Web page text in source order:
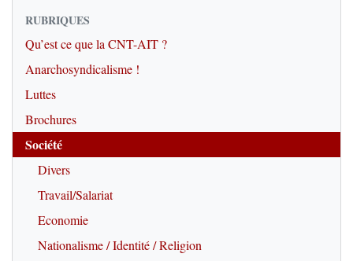
RUBRIQUES
Qu’est ce que la CNT-AIT ?
Anarchosyndicalisme !
Luttes
Brochures
Société
Divers
Travail/Salariat
Economie
Nationalisme / Identité / Religion